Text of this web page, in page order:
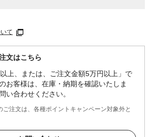
て
文はこちら
以上、または、ご注文金額5万円以上」で
お客様は、在庫・納期を確認いたしま
い合わせください。
注文は、各種ポイントキャンペーン対象外と